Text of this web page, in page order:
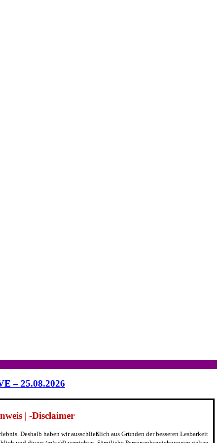
– 25.08.2026
| -Disclaimer
Deshalb haben wir ausschließlich aus Gründen der besseren Lesbarkeit